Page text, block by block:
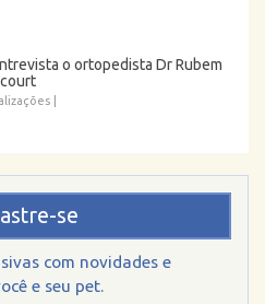
o ortopedista Dr Rubem
se
com novidades e
e seu pet.